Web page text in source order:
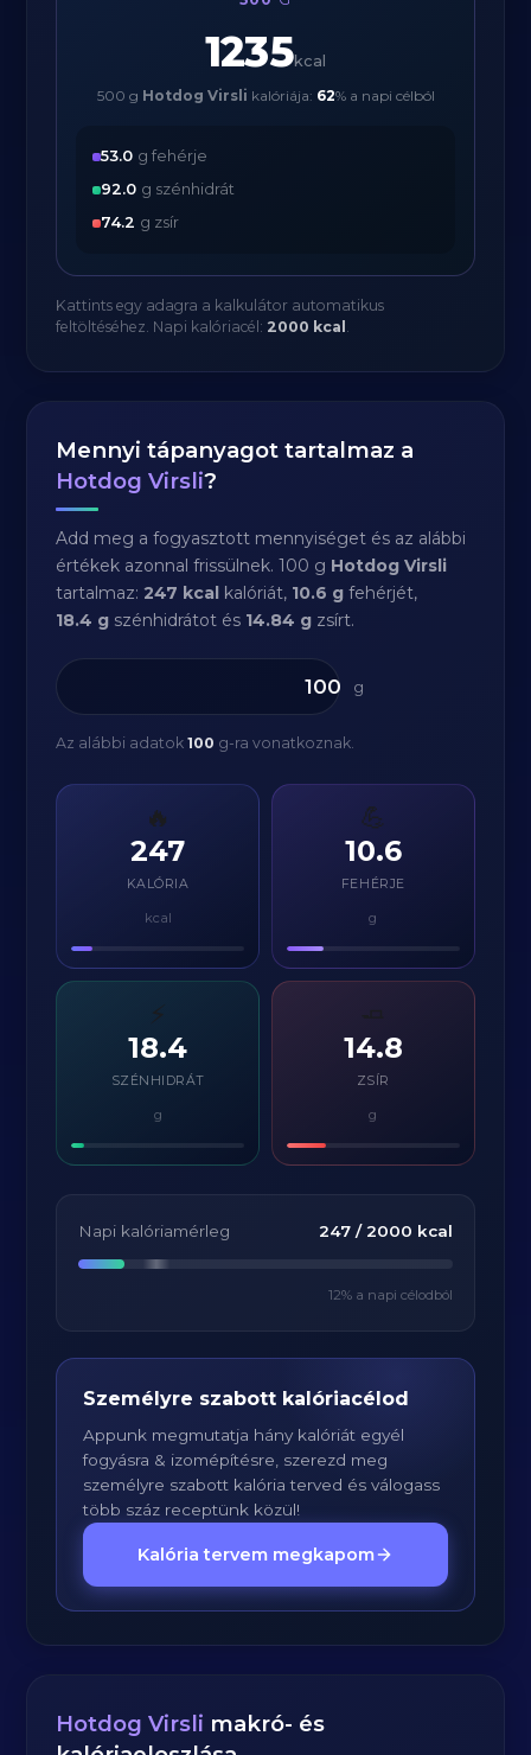
1235kcal
500 g Hotdog Virsli kalóriája: 62% a napi célból
53.0 g fehérje
92.0 g szénhidrát
74.2 g zsír
Kattints egy adagra a kalkulátor automatikus
feltöltéséhez. Napi kalóriacél: 2000 kcal .
Mennyi tápanyagot tartalmaz a
Hotdog Virsli?
Add meg a fogyasztott mennyiséget és az alábbi
értékek azonnal frissülnek. 100 g Hotdog Virsli
tartalmaz:247 kcal kalóriát, 10.6 g fehérjét,
18.4 g szénhidrátot és 14.84 g zsírt.
g
Az alábbi adatok100 g-ra vonatkoznak.
🔥
247
KALÓRIA
kcal
💪
10.6
FEHÉRJE
g
⚡
18.4
SZÉNHIDRÁT
g
14.8
ZSÍR
g
Napi kalóriamérleg 247/ 2000 kcal
12% a napi célodból
Személyre szabott kalóriacélod
Appunk megmutatja hány kalóriát egyél
fogyásra & izomépítésre, szerezd meg
személyre szabott kalória terved és válogass
több száz receptünk közül!
Kalória tervem megkapom
Hotdog Virsli makró- és